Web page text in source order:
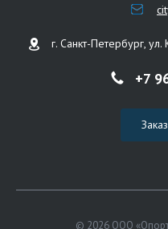
г. Санкт-Петербург,
+7
© 2026 ООО